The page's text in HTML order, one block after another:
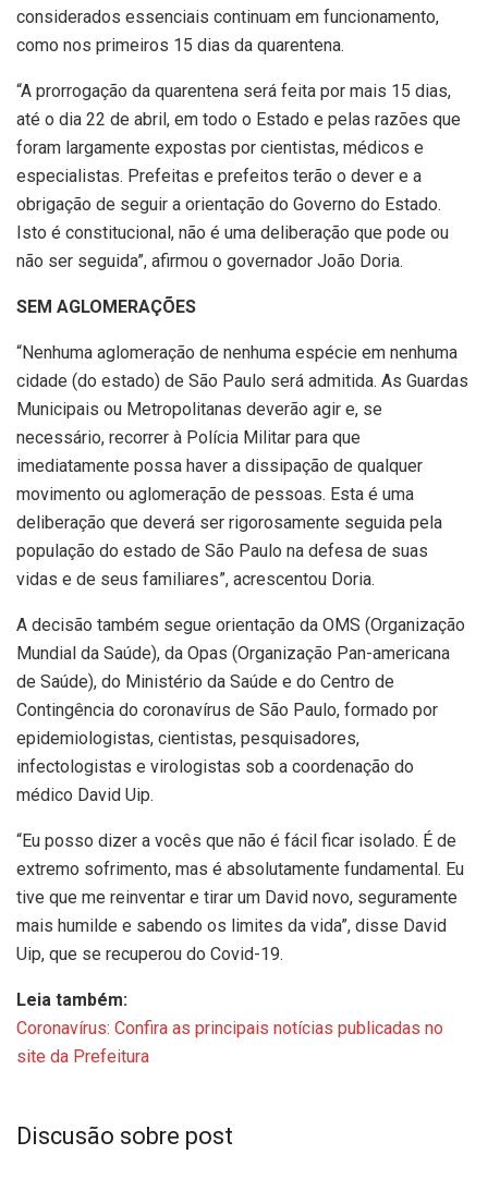
considerados essenciais continuam em funcionamento,
como nos primeiros 15 dias da quarentena.
“A prorrogação da quarentena será feita por mais 15 dias,
até o dia 22 de abril, em todo o Estado e pelas razões que
foram largamente expostas por cientistas, médicos e
especialistas. Prefeitas e prefeitos terão o dever e a
obrigação de seguir a orientação do Governo do Estado.
Isto é constitucional, não é uma deliberação que pode ou
não ser seguida”, afirmou o governador João Doria.
SEM AGLOMERAÇÕES
“Nenhuma aglomeração de nenhuma espécie em nenhuma
cidade (do estado) de São Paulo será admitida. As Guardas
Municipais ou Metropolitanas deverão agir e, se
necessário, recorrer à Polícia Militar para que
imediatamente possa haver a dissipação de qualquer
movimento ou aglomeração de pessoas. Esta é uma
deliberação que deverá ser rigorosamente seguida pela
população do estado de São Paulo na defesa de suas
vidas e de seus familiares”, acrescentou Doria.
A decisão também segue orientação da OMS (Organização
Mundial da Saúde), da Opas (Organização Pan-americana
de Saúde), do Ministério da Saúde e do Centro de
Contingência do coronavírus de São Paulo, formado por
epidemiologistas, cientistas, pesquisadores,
infectologistas e virologistas sob a coordenação do
médico David Uip.
“Eu posso dizer a vocês que não é fácil ficar isolado. É de
extremo sofrimento, mas é absolutamente fundamental. Eu
tive que me reinventar e tirar um David novo, seguramente
mais humilde e sabendo os limites da vida”, disse David
Uip, que se recuperou do Covid-19.
Leia também:
Coronavírus: Confira as principais notícias publicadas no
site da Prefeitura
Discusão sobre post